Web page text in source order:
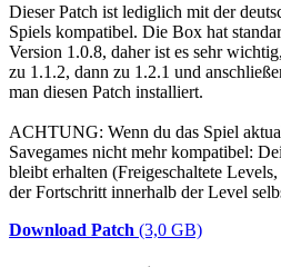
Dieser Patch ist lediglich mit der
Spiels kompatibel. Die Box hat
Version 1.0.8, daher ist es sehr
zu 1.1.2, dann zu 1.2.1 und
man diesen Patch installiert.
ACHTUNG: Wenn du das Spiel
Savegames nicht mehr kompatibel:
bleibt erhalten (Freigeschaltete
der Fortschritt innerhalb der Level
Download Patch (3,0 GB)